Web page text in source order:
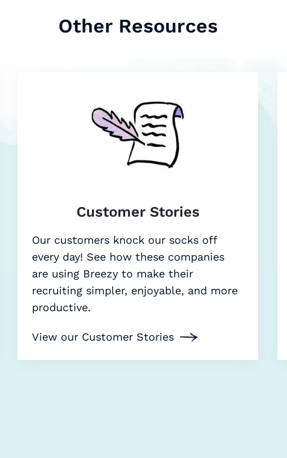
Other Resources
Customer Stories
Our customers knock our socks off
every day! See how these companies
are using Breezy to make their
recruiting simpler, enjoyable, and more
productive.
View our Customer Stories